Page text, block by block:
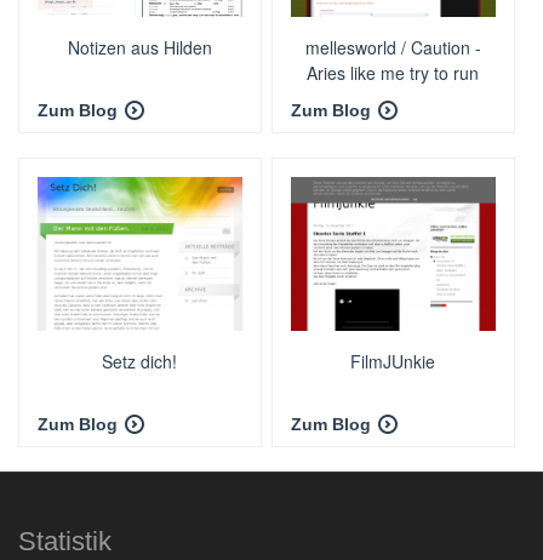
Notizen aus Hilden
Zum Blog
mellesworld / Caution -
Aries like me try to run
trough walls!
Zum Blog
Setz dich!
Zum Blog
FilmJUnkie
Zum Blog
Statistik